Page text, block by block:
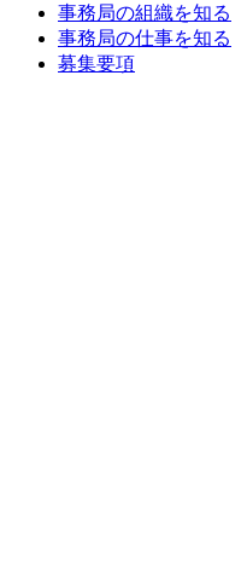
事務局の組織を知る
事務局の仕事を知る
募集要項